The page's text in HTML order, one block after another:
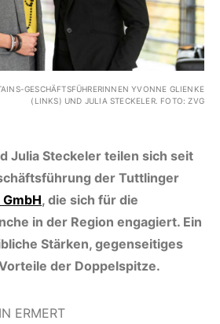
GESCHÄFTSFÜHRERINNEN YVONNE GLIENKE
(LINKS) UND JULIA STECKELER. FOTO: ZVG
Julia Steckeler teilen sich seit
der Tuttlinger
, die sich für die
in der Region engagiert. Ein
Stärken, gegenseitiges
der Doppelspitze.
ERMERT